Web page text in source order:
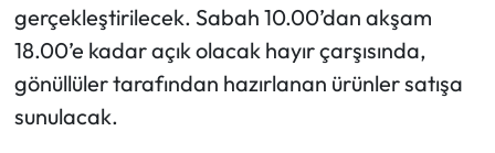
gerçekleştirilecek. Sabah 10.00’dan akşam
18.00’e kadar açık olacak hayır çarşısında,
gönüllüler tarafından hazırlanan ürünler satışa
sunulacak.